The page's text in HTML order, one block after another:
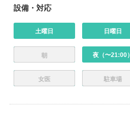
設備・対応
土曜日 日曜日
朝 夜（〜21:00）
女医 駐車場